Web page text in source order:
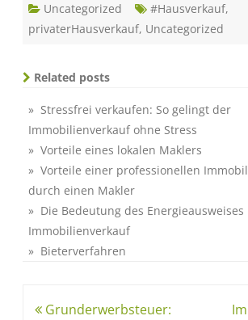
Uncategorized #Hausverkauf,
privaterHausverkauf, Uncategorized
Related posts
» Stressfrei verkaufen: So gelingt der
Immobilienverkauf ohne Stress
» Vorteile eines lokalen Maklers
» Vorteile einer professionellen
durch einen Makler
» Die Bedeutung des Energieausweises
Immobilienverkauf
» Bieterverfahren
Grunderwerbsteuer: